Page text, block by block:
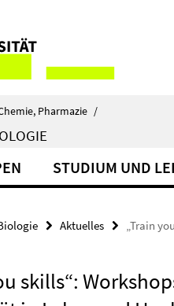
Pharmazie /
STUDIUM UND
Aktuelles „Train
skills“: